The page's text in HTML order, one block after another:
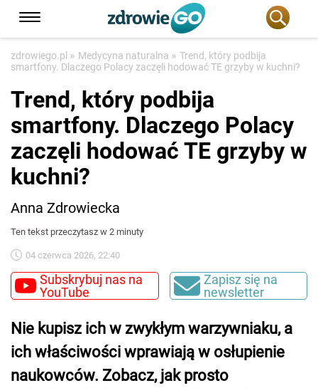
zdrowiego.pl » Medycyna naturalna » Trend, który podbija
smartfony. Dlaczego Polacy zaczęli hodować TE grzyby w kuchni?
Trend, który podbija
smartfony. Dlaczego Polacy
zaczęli hodować TE grzyby w
kuchni?
Anna Zdrowiecka
Ten tekst przeczytasz w 2 minuty
04 czerwca 2026, 22:40
Subskrybuj nas na
YouTube
Zapisz się na
newsletter
Nie kupisz ich w zwykłym warzywniaku, a
ich właściwości wprawiają w osłupienie
naukowców. Zobacz, jak prosto